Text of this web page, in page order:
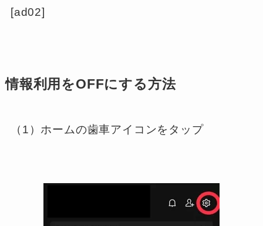
[ad02]
情報利用をOFFにする方法
（1）ホームの歯車アイコンをタップ